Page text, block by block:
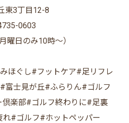
東3丁目12-8
0603
曜日のみ10時〜）
ほぐし#フットケア#足リフレ
富士見が丘#ふらりん#ゴルフ
楽部#ゴルフ終わりに#足裏
#ゴルフ#ホットペッパー